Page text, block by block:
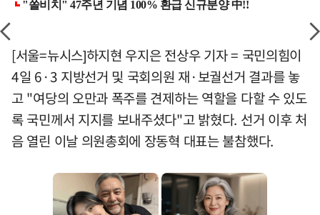
[서울=뉴시스]하지현 우지은 전상우 기자 = 국민의힘이
4일 6·3 지방선거 및 국회의원 재·보궐선거 결과를 놓
고 "여당의 오만과 폭주를 견제하는 역할을 다할 수 있도
록 국민께서 지지를 보내주셨다"고 밝혔다. 선거 이후 처
음 열린 이날 의원총회에 장동혁 대표는 불참했다.